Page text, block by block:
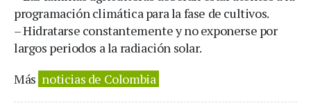
programación climática para la fase de cultivos.
– Hidratarse constantemente y no exponerse por
largos periodos a la radiación solar.
Más noticias de Colombia